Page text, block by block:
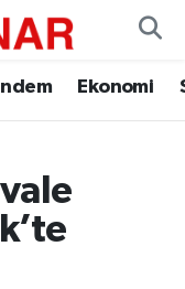
Ekonomi